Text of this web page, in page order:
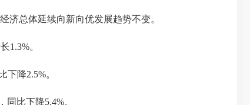
总体延续向新向优发展趋势不变。
1.3%。
下降2.5%。
同比下降5.4%。